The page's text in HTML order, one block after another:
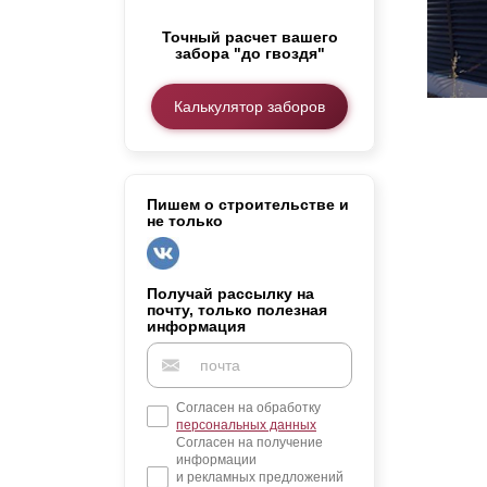
Элитные заборы для коттеджей
Забор на участок 10 соток
Заборы и ограждения для дома
Точный расчет вашего
забора "до гвоздя"
Калькулятор заборов
Пишем о строительстве и
не только
Получай рассылку на
почту, только полезная
информация
Согласен на обработку
персональных данных
Согласен на получение
информации
и рекламных предложений